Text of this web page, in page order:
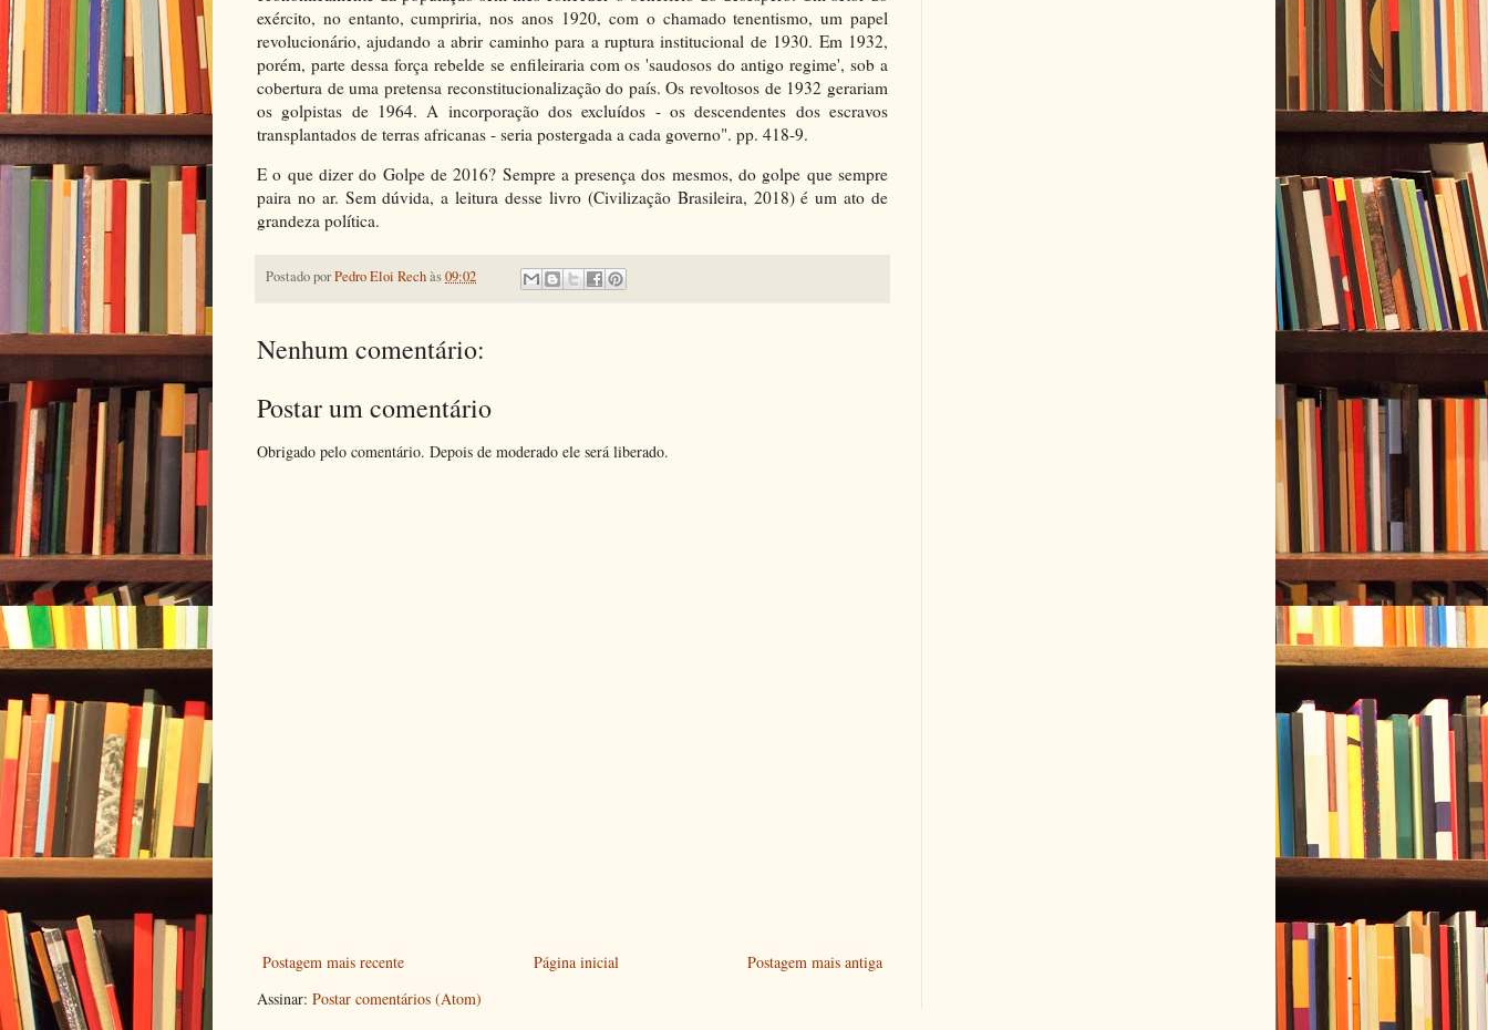
exército, no entanto, cumpriria, nos anos 1920, com o chamado tenentismo, um papel
revolucionário, ajudando a abrir caminho para a ruptura institucional de 1930. Em 1932,
porém, parte dessa força rebelde se enfileiraria com os 'saudosos do antigo regime', sob a
cobertura de uma pretensa reconstitucionalização do país. Os revoltosos de 1932 gerariam
os golpistas de 1964. A incorporação dos excluídos - os descendentes dos escravos
transplantados de terras africanas - seria postergada a cada governo". pp. 418-9.
E o que dizer do Golpe de 2016? Sempre a presença dos mesmos, do golpe que sempre
paira no ar. Sem dúvida, a leitura desse livro (Civilização Brasileira, 2018) é um ato de
grandeza política.
Postado porPedro Eloi Rechàs09:02
Nenhum comentário:
Postar um comentário
Obrigado pelo comentário. Depois de moderado ele será liberado.
Postagem mais recente Postagem mais antiga
Página inicial
Assinar: Postar comentários (Atom)